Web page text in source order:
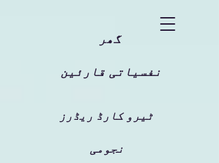
گھر
نفسیاتی قارئین
ٹیرو کارڈ ریڈرز
نجومی